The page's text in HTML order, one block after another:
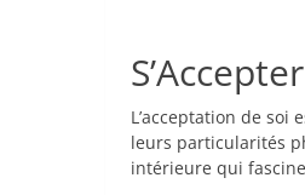
L’acceptation de soi
leurs particularités
intérieure qui